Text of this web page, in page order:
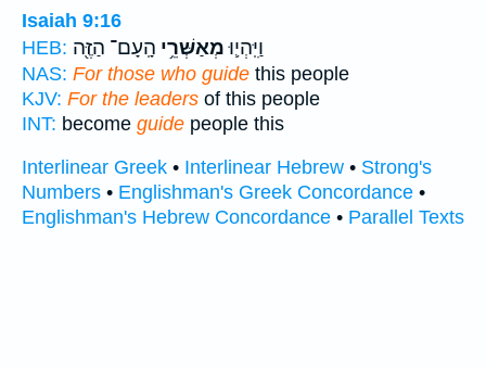
Isaiah 9:16
HEB:
וַיִּֽהְי֛וּמְאַשְּׁרֵ֥י הָֽעָם־ הַזֶּ֖ה
NAS: For those who guide this people
KJV: For the leaders of this people
INT: become guide people this
Interlinear Greek • Interlinear Hebrew • Strong's
Numbers • Englishman's Greek Concordance •
Englishman's Hebrew Concordance • Parallel Texts